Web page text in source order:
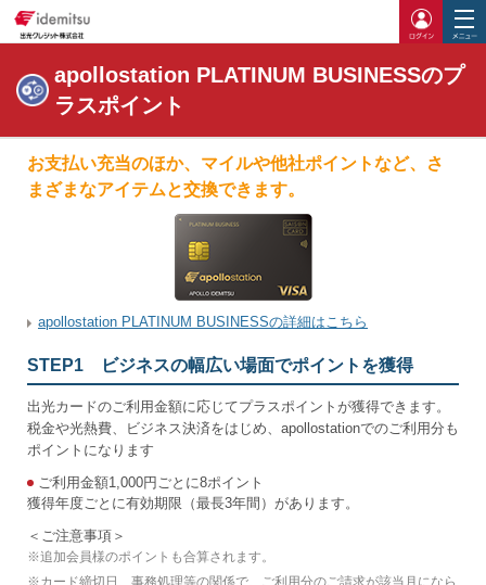
ログイ
apollostation PLATINUM BUSINESSのプ
ラスポイント
お支払い充当のほか、マイルや他社ポイントなど、さ
まざまなアイテムと交換できます。
apollostation PLATINUM BUSINESSの詳細はこちら
STEP1 ビジネスの幅広い場面でポイントを獲得
出光カードのご利用金額に応じてプラスポイントが獲得できます。
税金や光熱費、ビジネス決済をはじめ、apollostationでのご利用分も
ポイントになります
ご利用金額1,000円ごとに8ポイント
獲得年度ごとに有効期限（最長3年間）があります。
＜ご注意事項＞
※追加会員様のポイントも合算されます。
※カード締切日、事務処理等の関係で、ご利用分のご請求が該当月になら